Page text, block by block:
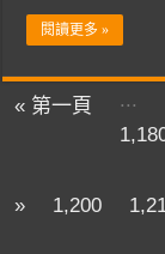
閱讀更多 »
« 第一頁 ...
»
1,200